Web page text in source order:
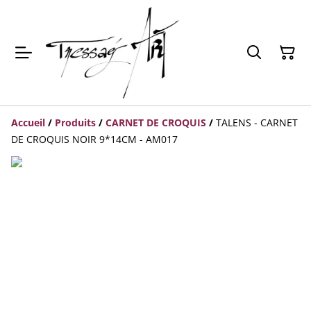
Accueil / Produits / CARNET DE CROQUIS / TALENS - CARNET
DE CROQUIS NOIR 9*14CM - AM017